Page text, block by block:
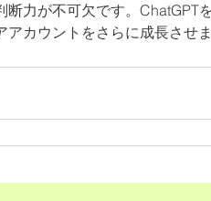
断力が不可欠です。ChatGPT
カウントをさらに成長させま